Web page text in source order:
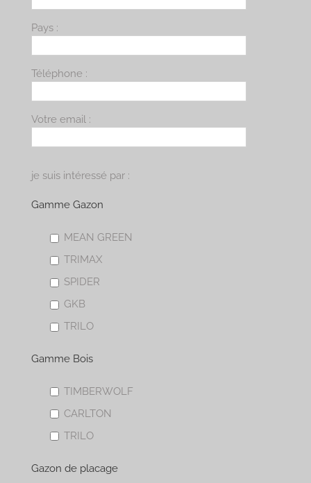
Pays :
Téléphone :
Votre email :
je suis intéressé par :
Gamme Gazon
MEAN GREEN
TRIMAX
SPIDER
GKB
TRILO
Gamme Bois
TIMBERWOLF
CARLTON
TRILO
Gazon de placage